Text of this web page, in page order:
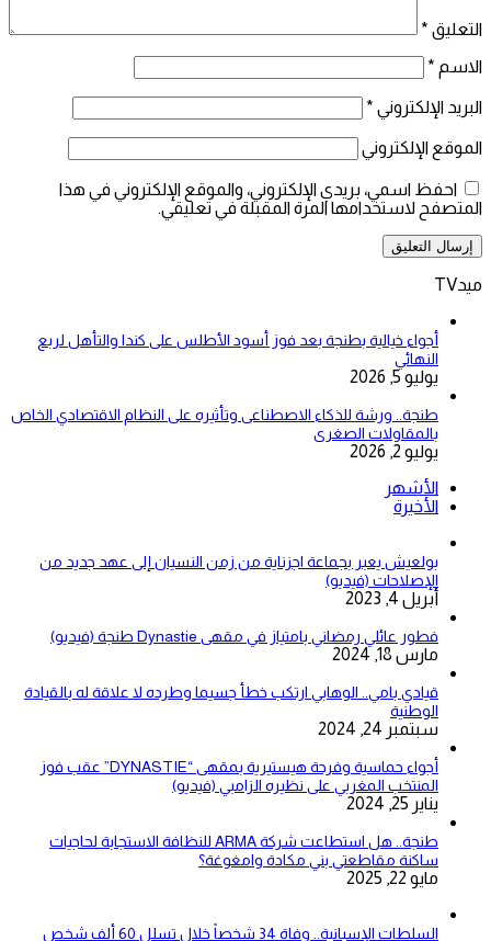
التعليق *
الاسم *
البريد الإلكتروني *
الموقع الإلكتروني
احفظ اسمي، بريدي الإلكتروني، والموقع الإلكتروني في هذا
المتصفح لاستخدامها المرة المقبلة في تعليقي.
ميدTV
أجواء خيالية بطنجة بعد فوز أسود الأطلس على كندا والتأهل لربع
النهائي
يوليو 5, 2026
طنجة.. ورشة للذكاء الاصطناعى وتأثيره على النظام الاقتصادي الخاص
بالمقاولات الصغرى
يوليو 2, 2026
الأشهر
الأخيرة
بولعيش يعبر بجماعة اجزناية من زمن النسيان إلى عهد جديد من
الإصلاحات (فيديو)
أبريل 4, 2023
فطور عائلي رمضاني بامتياز في مقهى Dynastie طنجة (فيديو)
مارس 18, 2024
قيادي بامي.. الوهابي ارتكب خطأ جسيما وطرده لا علاقة له بالقيادة
الوطنية
سبتمبر 24, 2024
أجواء حماسية وفرحة هيستيرية بمقهى “DYNASTIE” عقب فوز
المنتخب المغربي على نظيره الزامبي (فيديو)
يناير 25, 2024
طنجة.. هل استطاعت شركة ARMA للنظافة الاستجابة لحاجيات
ساكنة مقاطعتي بني مكادة وامغوغة؟
مايو 22, 2025
السلطات الإسبانية.. وفاة 34 شخصاً خلال تسلل 60 ألف شخص